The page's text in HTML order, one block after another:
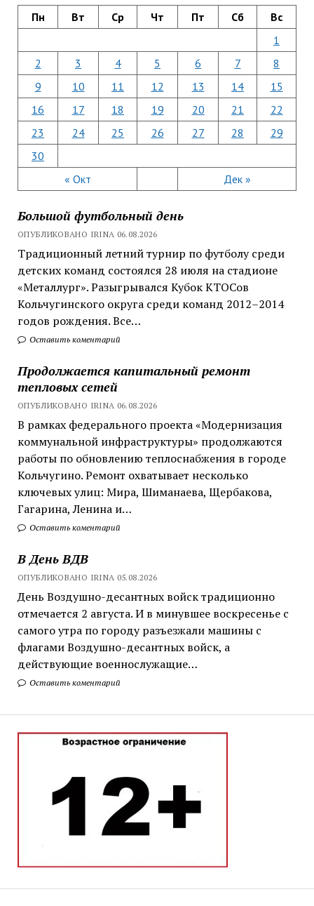
Пн Вт Ср Чт Пт Сб Вс
« Окт Дек »
1
2
3 4 5 6 7
8
9
10 11 12 13 14
15
16
17 18 19 20 21
22
23
24 25 26 27 28
29
30
Большой футбольный день
ОПУБЛИКОВАНО IRINA 06.08.2026
Традиционный летний турнир по футболу среди
детских команд состоялся 28 июля на стадионе
«Металлург». Разыгрывался Кубок КТОСов
Кольчугинского округа среди команд 2012–2014
годов рождения. Все…
Оставить коментарий
Продолжается капитальный ремонт
тепловых сетей
ОПУБЛИКОВАНО IRINA 06.08.2026
В рамках федерального проекта «Модернизация
коммунальной инфраструктуры» продолжаются
работы по обновлению теплоснабжения в городе
Кольчугино. Ремонт охватывает несколько
ключевых улиц: Мира, Шиманаева, Щербакова,
Гагарина, Ленина и…
Оставить коментарий
В День ВДВ
ОПУБЛИКОВАНО IRINA 05.08.2026
День Воздушно-десантных войск традиционно
отмечается 2 августа. И в минувшее воскресенье с
самого утра по городу разъезжали машины с
флагами Воздушно-десантных войск, а
действующие военнослужащие…
Оставить коментарий